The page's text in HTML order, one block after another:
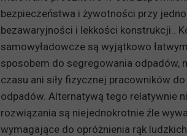
bezpieczeństwa i żywotności przy
bezawaryjności i lekkości konstrukcji..
samowyładowcze są wyjątkowo
sposobem do segregowania odpadów,
czasu ani siły fizycznej pracowników
odpadów. Alternatywą tego relatywnie
rozwiązania są niejednokrotnie źle
wymagające do opróżnienia rąk